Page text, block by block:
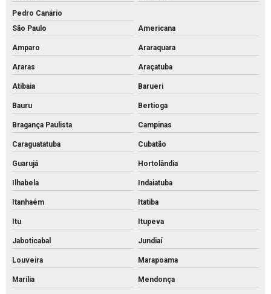
Palanque de concreto preço
Palanque de concreto valor
Palanque de concreto a venda
Palanque de concreto
Pavimentação piso intertravado
Pavimento intertravado de concreto
Piso de concreto para calçada preço
Piso de concreto para calçada
Piso de concreto intertravado preço
Piso de concreto intertravado retangular
Piso de concreto intertravado
Pedro Canário
São Paulo
Americana
Amparo Araraquara
Araras Araçatuba
Atibaia Barueri
Bauru Bertioga
Bragança Paulista Campinas
Caraguatatuba Cubatão
Guarujá Hortolândia
Ilhabela Indaiatuba
Itanhaém Itatiba
Itu Itupeva
Jaboticabal Jundiaí
Louveira Marapoama
Marília Mendonça